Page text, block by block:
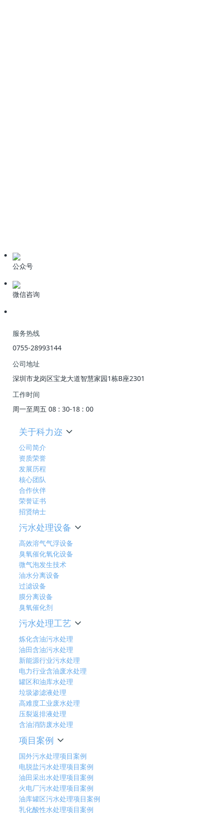
公众号
微信咨询
服务热线
0755-28993144
公司地址
深圳市龙岗区宝龙大道智慧家园1栋B座2301
工作时间
周一至周五 08 : 30-18 : 00
关于科力迩
公司简介
资质荣誉
发展历程
核心团队
合作伙伴
荣誉证书
招贤纳士
污水处理设备
高效溶气气浮设备
臭氧催化氧化设备
微气泡发生技术
油水分离设备
过滤设备
膜分离设备
臭氧催化剂
污水处理工艺
炼化含油污水处理
油田含油污水处理
新能源行业污水处理
电力行业含油废水处理
罐区和油库水处理
垃圾渗滤液处理
高难度工业废水处理
压裂返排液处理
含油消防废水处理
项目案例
国外污水处理项目案例
电脱盐污水处理项目案例
油田采出水处理项目案例
火电厂污水处理项目案例
油库罐区污水处理项目案例
乳化酸性水处理项目案例